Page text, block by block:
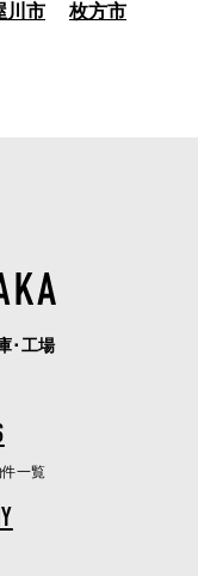
川市 枚方市
･工場
一覧